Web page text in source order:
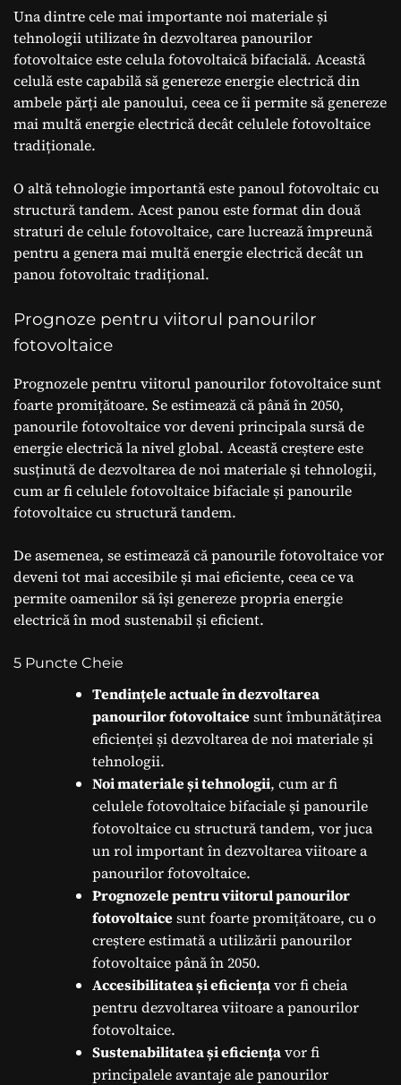
Una dintre cele mai importante noi materiale și
tehnologii utilizate în dezvoltarea panourilor
fotovoltaice este celula fotovoltaică bifacială. Această
celulă este capabilă să genereze energie electrică din
ambele părți ale panoului, ceea ce îi permite să genereze
mai multă energie electrică decât celulele fotovoltaice
tradiționale.
O altă tehnologie importantă este panoul fotovoltaic cu
structură tandem. Acest panou este format din două
straturi de celule fotovoltaice, care lucrează împreună
pentru a genera mai multă energie electrică decât un
panou fotovoltaic tradițional.
Prognoze pentru viitorul panourilor
fotovoltaice
Prognozele pentru viitorul panourilor fotovoltaice sunt
foarte promițătoare. Se estimează că până în 2050,
panourile fotovoltaice vor deveni principala sursă de
energie electrică la nivel global. Această creștere este
susținută de dezvoltarea de noi materiale și tehnologii,
cum ar fi celulele fotovoltaice bifaciale și panourile
fotovoltaice cu structură tandem.
De asemenea, se estimează că panourile fotovoltaice vor
deveni tot mai accesibile și mai eficiente, ceea ce va
permite oamenilor să își genereze propria energie
electrică în mod sustenabil și eficient.
5 Puncte Cheie
Tendințele actuale în dezvoltarea
panourilor fotovoltaicesunt îmbunătățirea
eficienței și dezvoltarea de noi materiale și
tehnologii.
Noi materiale și tehnologii, cum ar fi
celulele fotovoltaice bifaciale și panourile
fotovoltaice cu structură tandem, vor juca
un rol important în dezvoltarea viitoare a
panourilor fotovoltaice.
Prognozele pentru viitorul panourilor
fotovoltaicesunt foarte promițătoare, cu o
creștere estimată a utilizării panourilor
fotovoltaice până în 2050.
Accesibilitatea și eficiențavor fi cheia
pentru dezvoltarea viitoare a panourilor
fotovoltaice.
Sustenabilitatea și eficiențavor fi
principalele avantaje ale panourilor